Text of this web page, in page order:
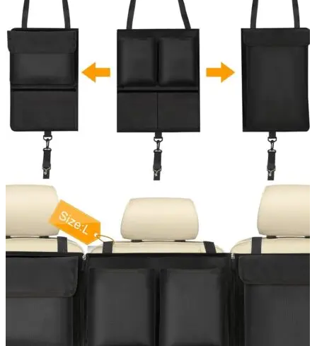
Navigatie Duster 2011
Navigatie Duster 2019
Navigatie Audi A4 B6
Navigatie Audi A4 B7
Navigatie Audi A6 C6
Navigatie Audi A6 C7
Navigatie Audi Q5
Navigație Ford Focus 1
Navigație Ford Focus 2
Navigație Ford Focus MK3
Navigație Ford Mondeo MK3
Navigație Ford Mondeo MK4